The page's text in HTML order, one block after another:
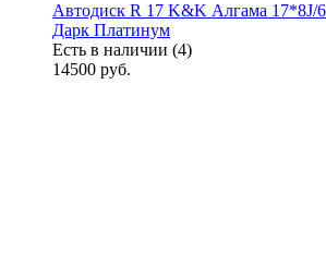
Автодиск R 17 K&K Алгама 17*8J/
Дарк Платинум
Есть в наличии (4)
14500 руб.